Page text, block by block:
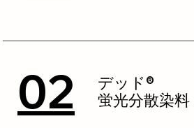
02
デッド®
蛍光分散染料